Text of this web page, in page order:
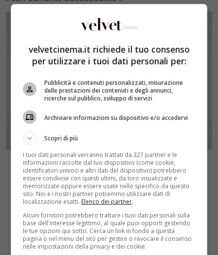
velvetcinema.it richiede il tuo consenso
per utilizzare i tuoi dati personali per:
Pubblicità e contenuti personalizzati, misurazione
delle prestazioni dei contenuti e degli annunci,
ricerche sul pubblico, sviluppo di servizi
Archiviare informazioni su dispositivo e/o accedervi
Scopri di più
I tuoi dati personali verranno trattati da 327 partner e le
informazioni raccolte dal tuo dispositivo (come cookie,
identificatori univoci e altri dati del dispositivo) potrebbero
essere condivise con questi ultimi, da loro visualizzate e
memorizzate oppure essere usate nello specifico da questo
sito. Noi e i nostri partner potremmo utilizzare dati di
localizzazione esatti. Elenco dei partner.
Alcuni fornitori potrebbero trattare i tuoi dati personali sulla
base dell'interesse legittimo, al quale puoi opporti gestendo
le tue opzioni qui sotto. Cerca un link in fondo a questa
pagina o nel menu del sito per gestire o revocare il consenso
nelle impostazioni della privacy e dei cookie.